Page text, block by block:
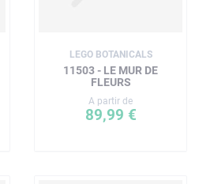
LEGO BOTANICALS
11503 - LE MUR DE
FLEURS
A partir de
89,99 €